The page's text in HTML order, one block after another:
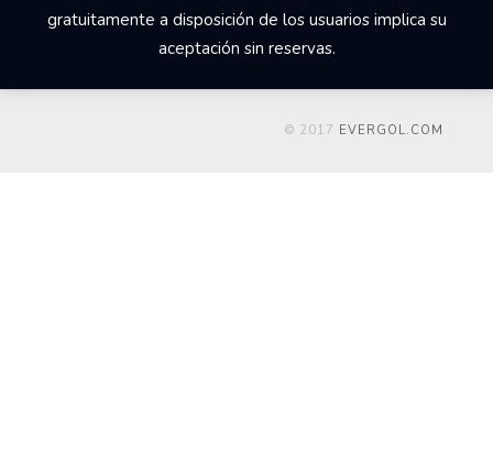
gratuitamente a disposición de los usuarios implica su
aceptación sin reservas.
© 2017 EVERGOL.COM